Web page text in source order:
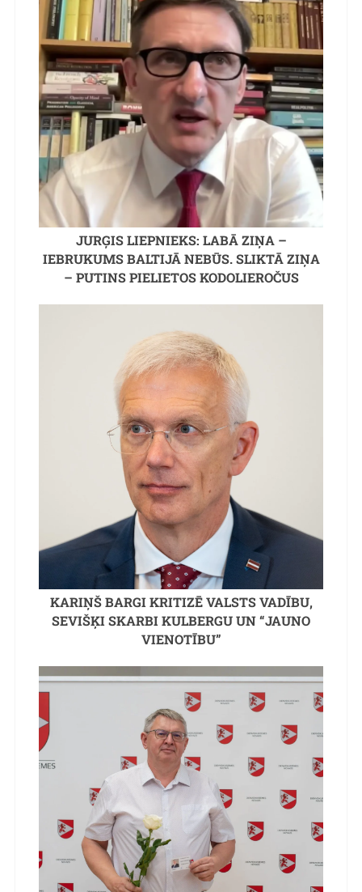
JURĢIS LIEPNIEKS: LABĀ ZIŅA –
IEBRUKUMS BALTIJĀ NEBŪS. SLIKTĀ ZIŅA
– PUTINS PIELIETOS KODOLIEROČUS
KARIŅŠ BARGI KRITIZĒ VALSTS VADĪBU,
SEVIŠĶI SKARBI KULBERGU UN “JAUNO
VIENOTĪBU”